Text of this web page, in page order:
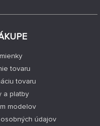
tovaru
tovaru
a platby
modelov
údajov